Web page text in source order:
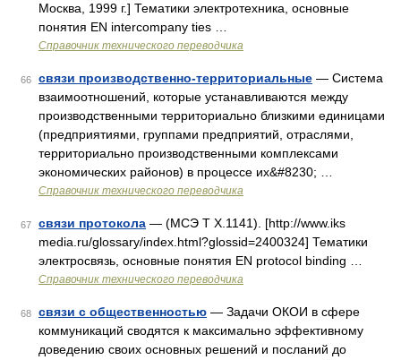
Москва, 1999 г.] Тематики электротехника, основные
понятия EN intercompany ties …
Справочник технического переводчика
66 связи производственно-территориальные — Система
взаимоотношений, которые устанавливаются между
производственными территориально близкими единицами
(предприятиями, группами предприятий, отраслями,
территориально производственными комплексами
экономических районов) в процессе их&#8230; …
Справочник технического переводчика
67 связи протокола — (МСЭ Т Х.1141). [http://www.iks
media.ru/glossary/index.html?glossid=2400324] Тематики
электросвязь, основные понятия EN protocol binding …
Справочник технического переводчика
68 связи с общественностью — Задачи ОКОИ в сфере
коммуникаций сводятся к максимально эффективному
доведению своих основных решений и посланий до